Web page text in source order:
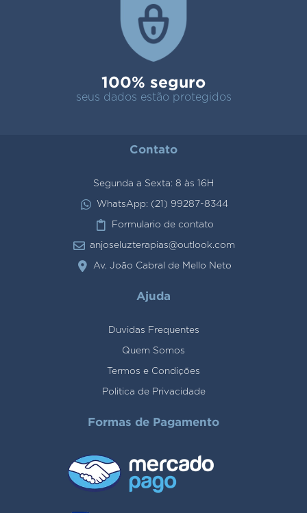
100% seguro
seus dados estão protegidos
Contato
Segunda a Sexta: 8 às 16H
WhatsApp: (21) 99287-8344
Formulario de contato
anjoseluzterapias@outlook.com
Av. João Cabral de Mello Neto
Ajuda
Duvidas Frequentes
Quem Somos
Termos e Condições
Politica de Privacidade
Formas de Pagamento